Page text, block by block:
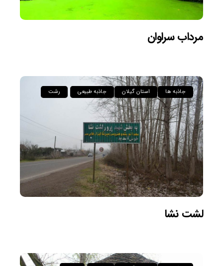
مرداب سراوان
جاذبه ها استان گیلان جاذبه طبیعی رشت
لشت نشا